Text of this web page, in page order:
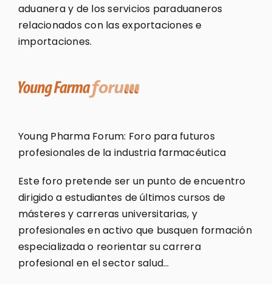
aduanera y de los servicios paraduaneros
relacionados con las exportaciones e
importaciones.
Young Pharma Forum: Foro para futuros
profesionales de la industria farmacéutica
Este foro pretende ser un punto de encuentro
dirigido a estudiantes de últimos cursos de
másteres y carreras universitarias, y
profesionales en activo que busquen formación
especializada o reorientar su carrera
profesional en el sector salud…